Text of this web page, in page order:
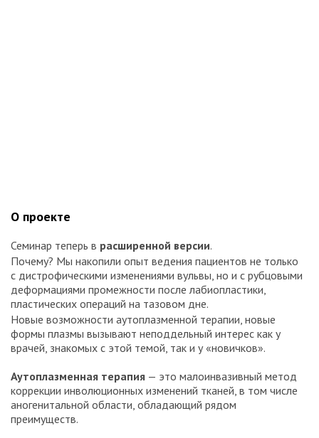
О проекте
Семинар теперь в расширенной версии.
Почему? Мы накопили опыт ведения пациентов не только
с дистрофическими изменениями вульвы, но и с рубцовыми
деформациями промежности после лабиопластики,
пластических операций на тазовом дне.
Новые возможности аутоплазменной терапии, новые
формы плазмы вызывают неподдельный интерес как у
врачей, знакомых с этой темой, так и у «новичков».
Аутоплазменная терапия — это малоинвазивный метод
коррекции инволюционных изменений тканей, в том числе
аногенитальной области, обладающий рядом
преимуществ.